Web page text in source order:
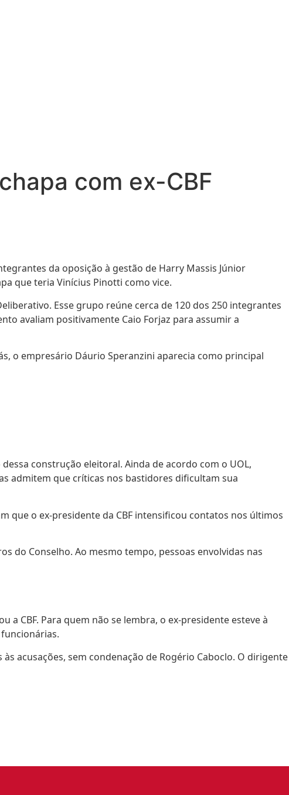
com ex-CBF
da oposição à gestão de Harry Massis Júnior
que teria Vinícius Pinotti como vice.
Esse grupo reúne cerca de 120 dos 250 integrantes
avaliam positivamente Caio Forjaz para assumir a
o empresário Dáurio Speranzini aparecia como principal
construção eleitoral. Ainda de acordo com o UOL,
admitem que críticas nos bastidores dificultam sua
que o ex-presidente da CBF intensificou contatos nos últimos
do Conselho. Ao mesmo tempo, pessoas envolvidas nas
CBF. Para quem não se lembra, o ex-presidente esteve à
acusações, sem condenação de Rogério Caboclo. O dirigente